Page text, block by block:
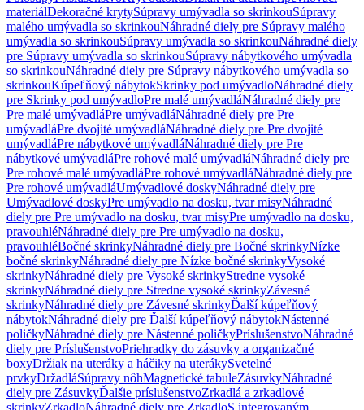
materiálDekoračné krytySúpravy umývadla so skrinkouSúpravy
malého umývadla so skrinkouNáhradné diely pre Súpravy malého
umývadla so skrinkouSúpravy umývadla so skrinkouNáhradné diely
pre Súpravy umývadla so skrinkouSúpravy nábytkového umývadla
so skrinkouNáhradné diely pre Súpravy nábytkového umývadla so
skrinkouKúpeľňový nábytokSkrinky pod umývadloNáhradné diely
pre Skrinky pod umývadloPre malé umývadláNáhradné diely pre
Pre malé umývadláPre umývadláNáhradné diely pre Pre
umývadláPre dvojité umývadláNáhradné diely pre Pre dvojité
umývadláPre nábytkové umývadláNáhradné diely pre Pre
nábytkové umývadláPre rohové malé umývadláNáhradné diely pre
Pre rohové malé umývadláPre rohové umývadláNáhradné diely pre
Pre rohové umývadláUmývadlové doskyNáhradné diely pre
Umývadlové doskyPre umývadlo na dosku, tvar misyNáhradné
diely pre Pre umývadlo na dosku, tvar misyPre umývadlo na dosku,
pravouhléNáhradné diely pre Pre umývadlo na dosku,
pravouhléBočné skrinkyNáhradné diely pre Bočné skrinkyNízke
bočné skrinkyNáhradné diely pre Nízke bočné skrinkyVysoké
skrinkyNáhradné diely pre Vysoké skrinkyStredne vysoké
skrinkyNáhradné diely pre Stredne vysoké skrinkyZávesné
skrinkyNáhradné diely pre Závesné skrinkyĎalší kúpeľňový
nábytokNáhradné diely pre Ďalší kúpeľňový nábytokNástenné
poličkyNáhradné diely pre Nástenné poličkyPríslušenstvoNáhradné
diely pre PríslušenstvoPriehradky do zásuvky a organizačné
boxyDržiak na uteráky a háčiky na uterákySvetelné
prvkyDržadláSúpravy nôhMagnetické tabuleZásuvkyNáhradné
diely pre ZásuvkyĎalšie príslušenstvoZrkadlá a zrkadlové
skrinkyZrkadloNáhradné diely pre ZrkadloS integrovaným